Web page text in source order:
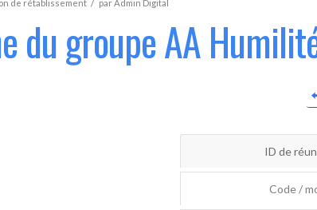
de rétablissement / parAdmin Digital
du groupe AA
ID de
Code /